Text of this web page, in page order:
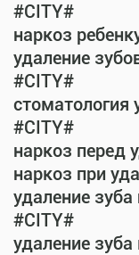
#CITY#
наркоз
удаление
#CITY#
стоматология
#CITY#
наркоз перед
наркоз при
удаление
#CITY#
удаление